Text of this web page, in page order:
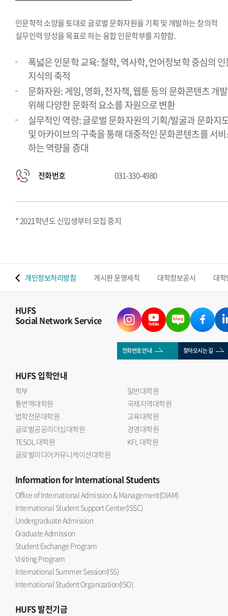
인문학적 소양을 토대로 글로벌 문화자원을 기획 및 개발하는 창의적
실무인력 양성을 목표로 하는 융합 인문학부를 지향함.
폭넓은 인문학 교육: 철학, 역사학, 언어정보학 중심의
지식의 축적
문화자원: 게임, 영화, 전자책, 웹툰 등의 문화콘텐츠 개
위해 다양한 문화적 요소를 자원으로 변환
실무적인 역량: 글로벌 문화자원의 기획/발굴과 문화지
및 아카이브의 구축을 통해 대중적인 문화콘텐츠를 서
하는 역량을 증대
전화번호 031-330-4980
* 2021학년도 신입생부터 모집 중지
개인정보처리방침 게시판 운영세칙 대학정보공시 대
HUFS
Social Network Service
전화번호 안내 찾아오시는 길
HUFS입학안내
학부
일반대학원
통번역대학원
국제지역대학원
법학전문대학원
교육대학원
글로벌공공리더십대학원
경영대학원
TESOL 대학원
KFL 대학원
글로벌미디어커뮤니케이션대학원
Informationfor International Students
Office of International Admission & Management(OIAM)
International Student Support Center(ISSC)
Undergraduate Admission
Graduate Admission
Student Exchange Program
Visiting Program
International Summer Session(ISS)
International Student Organization(ISO)
HUFS발전기금